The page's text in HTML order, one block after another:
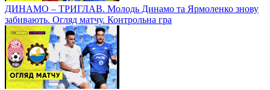
ДИНАМО – ТРИГЛАВ. Молодь Динамо та Ярмоленко знову
забивають. Огляд матчу. Контрольна гра